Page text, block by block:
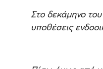
Στο δεκάμηνο
υποθέσεις